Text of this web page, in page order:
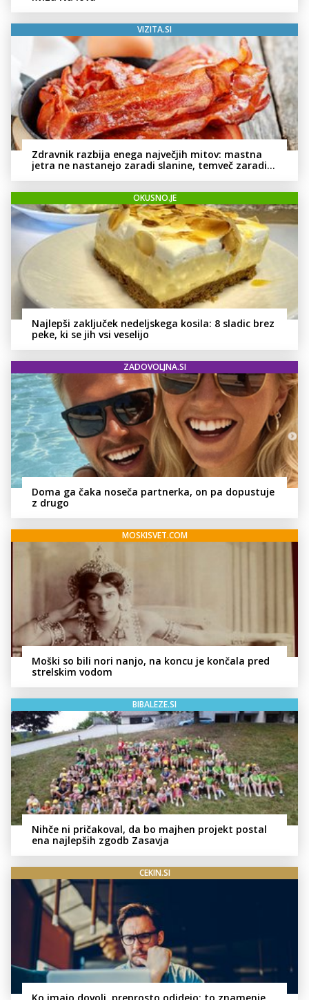
VIZITA.SI
Zdravnik razbija enega največjih mitov: mastna
jetra ne nastanejo zaradi slanine, temveč zaradi
OKUSNO.JE
Najlepši zaključek nedeljskega kosila: 8 sladic brez
peke, ki se jih vsi veselijo
ZADOVOLJNA.SI
Doma ga čaka noseča partnerka, on pa dopustuje
z drugo
MOSKISVET.COM
Moški so bili nori nanjo, na koncu je končala pred
strelskim vodom
BIBALEZE.SI
Nihče ni pričakoval, da bo majhen projekt postal
ena najlepših zgodb Zasavja
CEKIN.SI